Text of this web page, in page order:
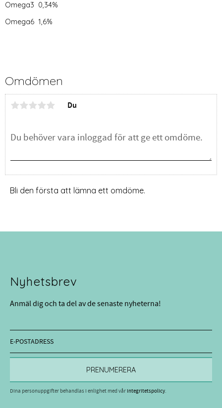
Omega3 0,34%
Omega6 1,6%
Omdömen
Du
Bli den första att lämna ett omdöme.
Nyhetsbrev
Anmäl dig och ta del av de senaste nyheterna!
PRENUMERERA
Dina personuppgifter behandlas i enlighet med vårintegritetspolicy.